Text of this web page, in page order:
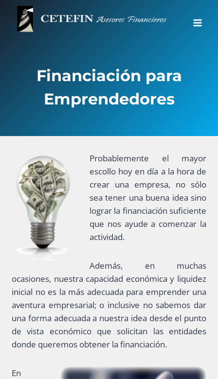
Saltar
contenido
Financiación para
Emprendedores
Probablemente el mayor
escollo hoy en día a la hora de
crear una empresa, no sólo
sea tener una buena idea sino
lograr la financiación suficiente
que nos ayude a comenzar la
actividad.
Además, en muchas
ocasiones, nuestra capacidad económica y liquidez
inicial no es la más adecuada para emprender una
aventura empresarial; o inclusive no sabemos dar
una forma adecuada a nuestra idea desde el punto
de vista económico que solicitan las entidades
donde queremos obtener la financiación.
En